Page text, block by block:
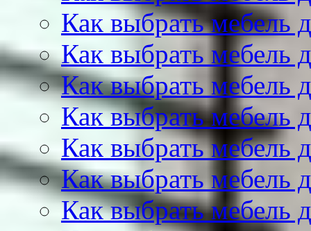
Как выбрать мебель
Как выбрать мебель
Как выбрать мебель
Как выбрать мебель
Как выбрать мебель
Как выбрать мебель
Как выбрать мебель